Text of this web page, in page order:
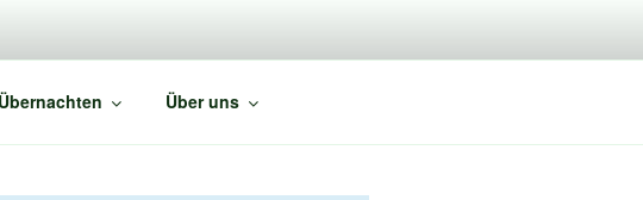
Übernachten Über uns